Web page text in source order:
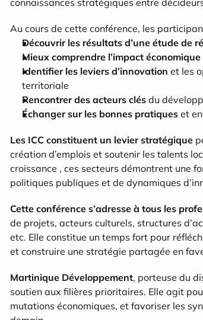
Au cours de cette conférence, les
Découvrir les résultats d’une étude de
Mieux comprendre l’impact économique
Identifier les leviers d’innovation et les
territoriale
Rencontrer des acteurs clés du
Échanger sur les bonnes pratiques et
Les ICC constituent un levier stratégique
création d’emplois et soutenir les talents
croissance , ces secteurs démontrent une
politiques publiques et de dynamiques
Cette conférence s’adresse à tous les
de projets, acteurs culturels, structures
etc. Elle constitue un temps fort pour
et construire une stratégie partagée en
Martinique Développement, porteuse du
soutien aux filières prioritaires. Elle agit
mutations économiques, et favoriser les